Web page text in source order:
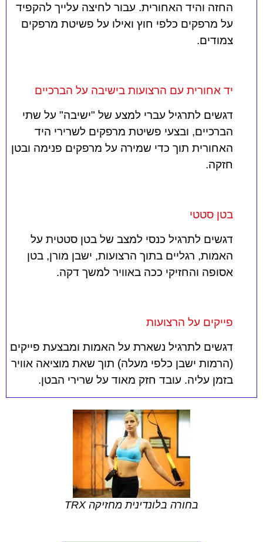
החזה והיד האחורית. עבור לחיצה עלייך להקפיד
על מרפקים כלפי חוץ ואילו על פשיטת מרפקים
צמודים.
יד אחורית עם הרצועות בישיבה על הברכיים
דגשים לתרגיל עברי למצע של "ישיבה" על שתי
הברכיים, ובצעי פשיטת מרפקים לשרירי היד
האחורית תוך כדי שמירה על מרפקים פנימה ובטן
חזקה.
בטן סטטי
דגשים לתרגיל כנסי למצב של בטן סטטית על
האמות, רגליים בתוך הרצועות, ישבן מורן, בטן
אסופה והחזיקי ככה באוויר למשך דקה.
פייקים על הרצועות
דגשים לתרגיל נשארת על האמות ומבצעת פייקים
(הרמות ישבן כלפי מעלה) תוך שאת מוציאה אוויר
בזמן עליה. עובד חזק מאוד על שרירי הבטן.
בחורה בלונדינית מחזיקה TRX